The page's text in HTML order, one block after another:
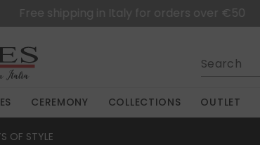
over €50
CEREMONY COLLECTIONS OUTLET
OF STYLE